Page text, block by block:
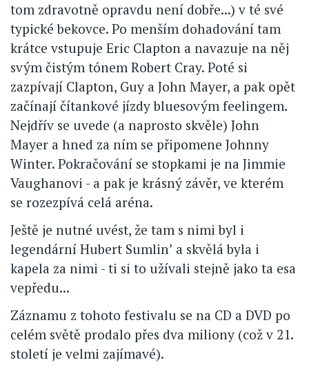
tom zdravotně opravdu není dobře...) v té své
typické bekovce. Po menším dohadování tam
krátce vstupuje Eric Clapton a navazuje na něj
svým čistým tónem Robert Cray. Poté si
zazpívají Clapton, Guy a John Mayer, a pak opět
začínají čítankové jízdy bluesovým feelingem.
Nejdřív se uvede (a naprosto skvěle) John
Mayer a hned za ním se připomene Johnny
Winter. Pokračování se stopkami je na Jimmie
Vaughanovi - a pak je krásný závěr, ve kterém
se rozezpívá celá aréna.
Ještě je nutné uvést, že tam s nimi byl i
legendární Hubert Sumlin’ a skvělá byla i
kapela za nimi - ti si to užívali stejně jako ta esa
vepředu...
Záznamu z tohoto festivalu se na CD a DVD po
celém světě prodalo přes dva miliony (což v 21.
století je velmi zajímavé).